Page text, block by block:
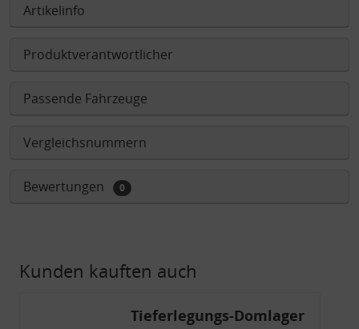
Artikelinfo
Produktverantwortlicher
Passende Fahrzeuge
Vergleichsnummern
Bewertungen 0
Kunden kauften auch
Tieferlegungs-Domlager